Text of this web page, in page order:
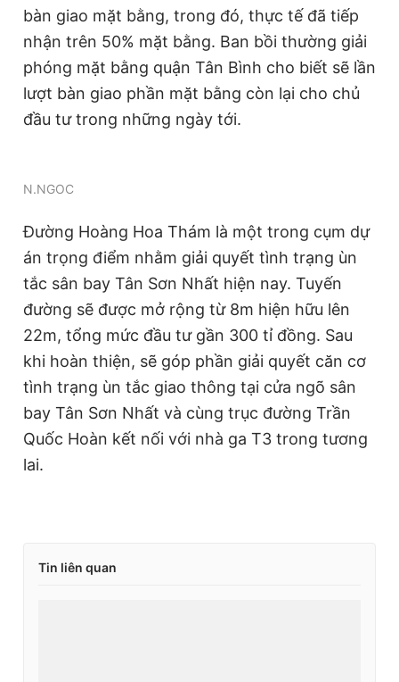
bàn giao mặt bằng, trong đó, thực tế đã tiếp
nhận trên 50% mặt bằng. Ban bồi thường giải
phóng mặt bằng quận Tân Bình cho biết sẽ lần
lượt bàn giao phần mặt bằng còn lại cho chủ
đầu tư trong những ngày tới.
N.NGOC
Đường Hoàng Hoa Thám là một trong cụm dự
án trọng điểm nhằm giải quyết tình trạng ùn
tắc sân bay Tân Sơn Nhất hiện nay. Tuyến
đường sẽ được mở rộng từ 8m hiện hữu lên
22m, tổng mức đầu tư gần 300 tỉ đồng. Sau
khi hoàn thiện, sẽ góp phần giải quyết căn cơ
tình trạng ùn tắc giao thông tại cửa ngõ sân
bay Tân Sơn Nhất và cùng trục đường Trần
Quốc Hoàn kết nối với nhà ga T3 trong tương
lai.
Tin liên quan